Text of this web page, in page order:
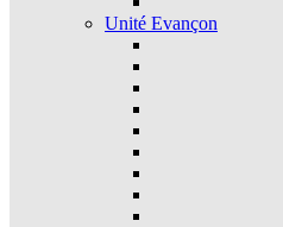
Unité Evançon